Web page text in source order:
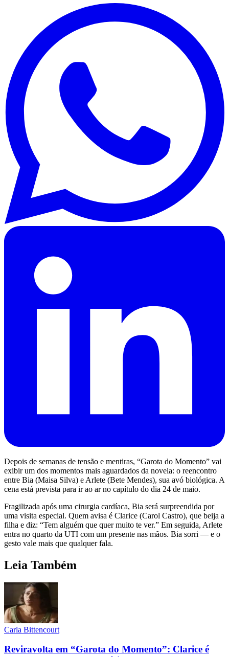
Depois de semanas de tensão e mentiras, “Garota do Momento” vai
exibir um dos momentos mais aguardados da novela: o reencontro
entre Bia (Maisa Silva) e Arlete (Bete Mendes), sua avó biológica. A
cena está prevista para ir ao ar no capítulo do dia 24 de maio.
Fragilizada após uma cirurgia cardíaca, Bia será surpreendida por
uma visita especial. Quem avisa é Clarice (Carol Castro), que beija a
filha e diz: “Tem alguém que quer muito te ver.” Em seguida, Arlete
entra no quarto da UTI com um presente nas mãos. Bia sorri — e o
gesto vale mais que qualquer fala.
Leia Também
Carla Bittencourt
Reviravolta em “Garota do Momento”: Clarice é